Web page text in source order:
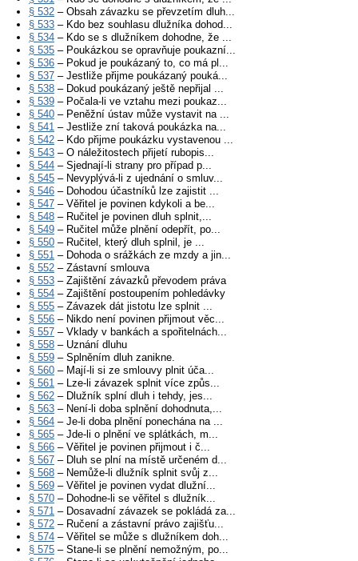
§ 532 – Obsah závazku se převzetím dluh...
§ 533 – Kdo bez souhlasu dlužníka dohod...
§ 534 – Kdo se s dlužníkem dohodne, že ...
§ 535 – Poukázkou se opravňuje poukazní...
§ 536 – Pokud je poukázaný to, co má pl...
§ 537 – Jestliže přijme poukázaný pouká...
§ 538 – Dokud poukázaný ještě nepřijal ...
§ 539 – Počala-li ve vztahu mezi poukaz...
§ 540 – Peněžní ústav může vystavit na ...
§ 541 – Jestliže zní taková poukázka na...
§ 542 – Kdo přijme poukázku vystavenou ...
§ 543 – O náležitostech přijetí rubopis...
§ 544 – Sjednají-li strany pro případ p...
§ 545 – Nevyplývá-li z ujednání o smluv...
§ 546 – Dohodou účastníků lze zajistit ...
§ 547 – Věřitel je povinen kdykoli a be...
§ 548 – Ručitel je povinen dluh splnit,...
§ 549 – Ručitel může plnění odepřít, po...
§ 550 – Ručitel, který dluh splnil, je ...
§ 551 – Dohoda o srážkách ze mzdy a jin...
§ 552 – Zástavní smlouva
§ 553 – Zajištění závazků převodem práva
§ 554 – Zajištění postoupením pohledávky
§ 555 – Závazek dát jistotu lze splnit ...
§ 556 – Nikdo není povinen přijmout věc...
§ 557 – Vklady v bankách a spořitelnách...
§ 558 – Uznání dluhu
§ 559 – Splněním dluh zanikne.
§ 560 – Mají-li si ze smlouvy plnit úča...
§ 561 – Lze-li závazek splnit více způs...
§ 562 – Dlužník splní dluh i tehdy, jes...
§ 563 – Není-li doba splnění dohodnuta,...
§ 564 – Je-li doba plnění ponechána na ...
§ 565 – Jde-li o plnění ve splátkách, m...
§ 566 – Věřitel je povinen přijmout i č...
§ 567 – Dluh se plní na místě určeném d...
§ 568 – Nemůže-li dlužník splnit svůj z...
§ 569 – Věřitel je povinen vydat dlužní...
§ 570 – Dohodne-li se věřitel s dlužník...
§ 571 – Dosavadní závazek se pokládá za...
§ 572 – Ručení a zástavní právo zajišťu...
§ 574 – Věřitel se může s dlužníkem doh...
§ 575 – Stane-li se plnění nemožným, po...